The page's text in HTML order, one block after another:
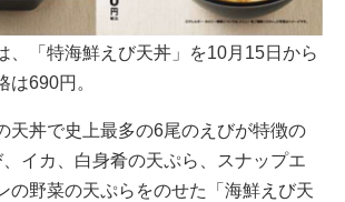
「特海鮮えび天丼」を10月15日から
は690円。
丼で史上最多の6尾のえびが特徴の
イカ、白身肴の天ぷら、スナップエ
の野菜の天ぷらをのせた「海鮮えび天